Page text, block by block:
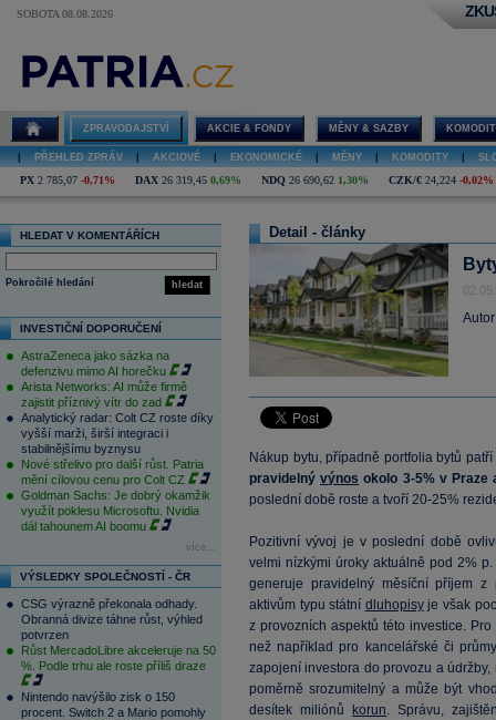
SOBOTA 08.08.2026
ZPRAVODAJSTVÍ AKCIE & FONDY MĚNY & SAZBY
PŘEHLED ZPRÁV AKCIOVÉ EKONOMICKÉ MĚNY KOMODITY
PX 2 785,07 -0,71% DAX 26 319,45 0,69% NDQ 26 690,62 1,30% CZK/€ 24,224 -0,02%
HLEDAT V KOMENTÁŘÍCH
hledat
Pokročilé hledání
INVESTIČNÍ DOPORUČENÍ
AstraZeneca jako sázka na
defenzivu mimo AI horečku
Arista Networks: AI může firmě
zajistit příznivý vítr do zad
Analytický radar: Colt CZ roste díky
vyšší marži, širší integraci i
stabilnějšímu byznysu
Nové střelivo pro další růst. Patria
mění cílovou cenu pro Colt CZ
Goldman Sachs: Je dobrý okamžik
využít poklesu Microsoftu. Nvidia
dál tahounem AI boomu
více...
VÝSLEDKY SPOLEČNOSTÍ - ČR
CSG výrazně překonala odhady.
Obranná divize táhne růst, výhled
potvrzen
Růst MercadoLibre akceleruje na 50
%. Podle trhu ale roste příliš draze
Nintendo navýšilo zisk o 150
procent. Switch 2 a Mario pomohly
Detail - články
Nákup bytu, případně portfolia bytů
pravidelnývýnos okolo 3-5% v Praze
poslední době roste a tvoří 20-25%
Pozitivní vývoj je v poslední době
velmi nízkými úroky aktuálně pod 2%
generuje pravidelný měsíční příjem z
aktivům typu státní dluhopisyje však
z provozních aspektů této investice.
než například pro kancelářské či
zapojení investora do provozu a
poměrně srozumitelný a může být
desítek miliónů
korun. Správu,